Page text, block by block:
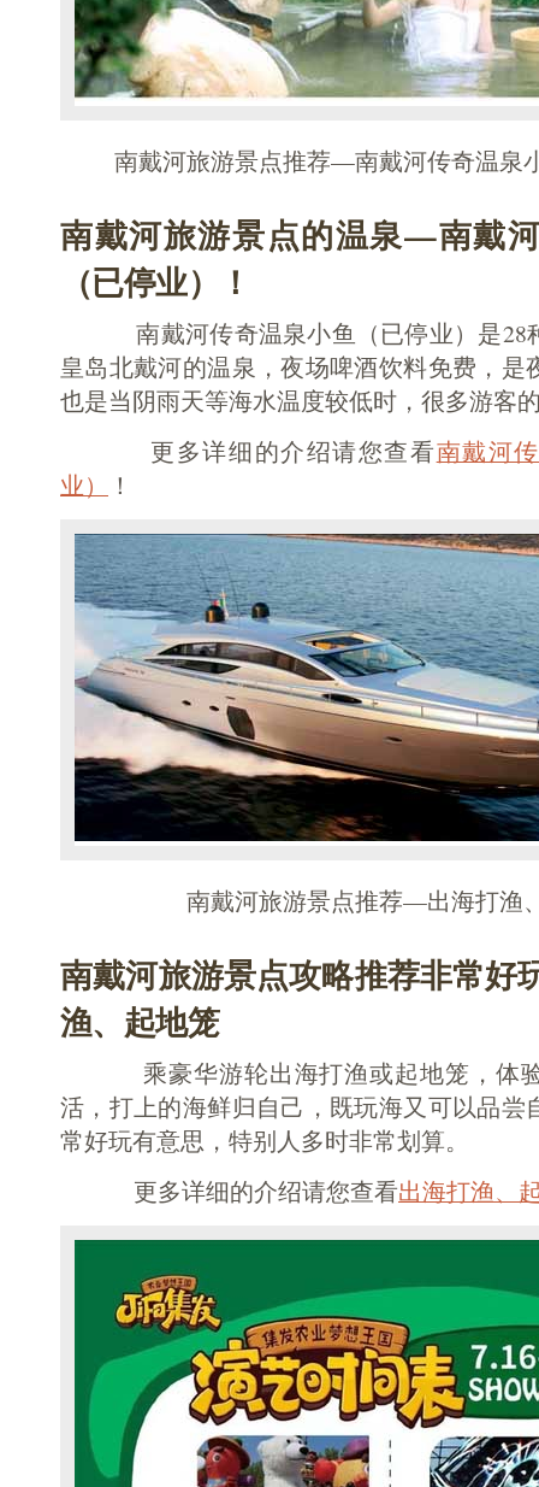
南戴河旅游景点推荐—南戴河传奇温泉
南戴河旅游景点的温泉—南戴
（已停业）！
南戴河传奇温泉小鱼（已停业）是28
皇岛北戴河的温泉，夜场啤酒饮料免费，是
也是当阴雨天等海水温度较低时，很多游客
更多详细的介绍请您查看南戴河
业）
！
南戴河旅游景点推荐—出海打渔
南戴河旅游景点攻略推荐非常
渔、起地笼
乘豪华游轮出海打渔或起地笼，体验
活，打上的海鲜归自己，既玩海又可以品尝
常好玩有意思，特别人多时非常划算。
更多详细的介绍请您查看出海打渔、